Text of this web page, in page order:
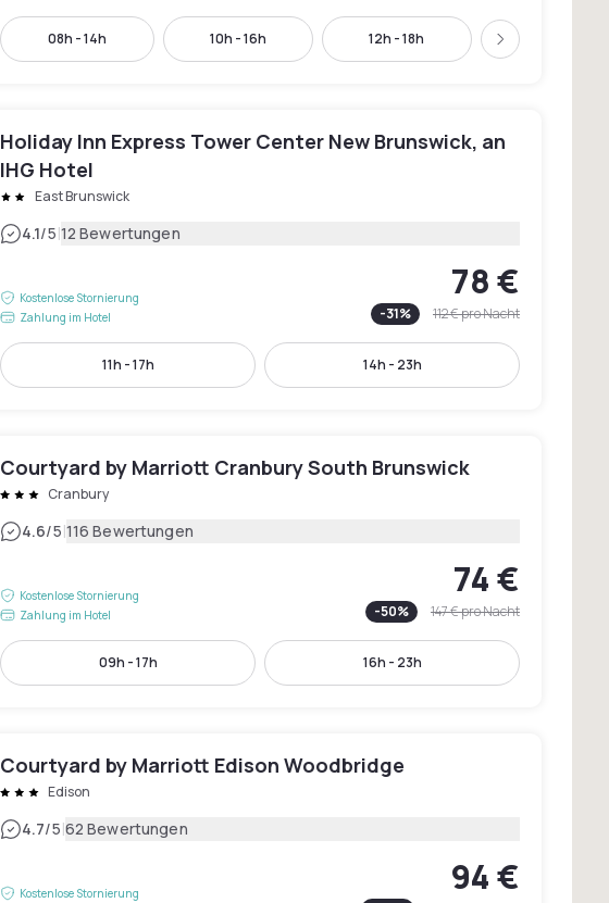
08h - 14h 10h - 16h 12h - 18h Weiter
Holiday Inn Express Tower Center New Brunswick, an
IHG Hotel
East Brunswick
4.1/5|12 Bewertungen
Kostenlose Stornierung
Zahlung im Hotel
78 €
-31% 112 €pro Nacht
11h - 17h 14h - 23h
Courtyard by Marriott Cranbury South Brunswick
Cranbury
4.6/5|116 Bewertungen
Kostenlose Stornierung
Zahlung im Hotel
74 €
-50% 147 €pro Nacht
09h - 17h 16h - 23h
Courtyard by Marriott Edison Woodbridge
Edison
4.7/5|62 Bewertungen
Kostenlose Stornierung
94 €